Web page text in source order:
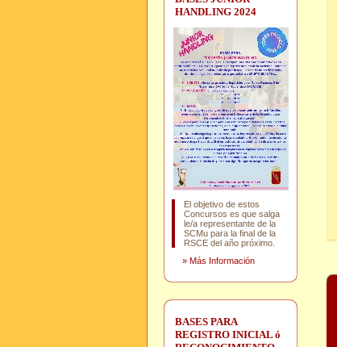
HANDLING 2024
El objetivo de estos
Concursos es que salga
le/a representante de la
SCMu para la final de la
RSCE del año próximo.
» Más Información
BASES PARA
REGISTRO INICIAL ó